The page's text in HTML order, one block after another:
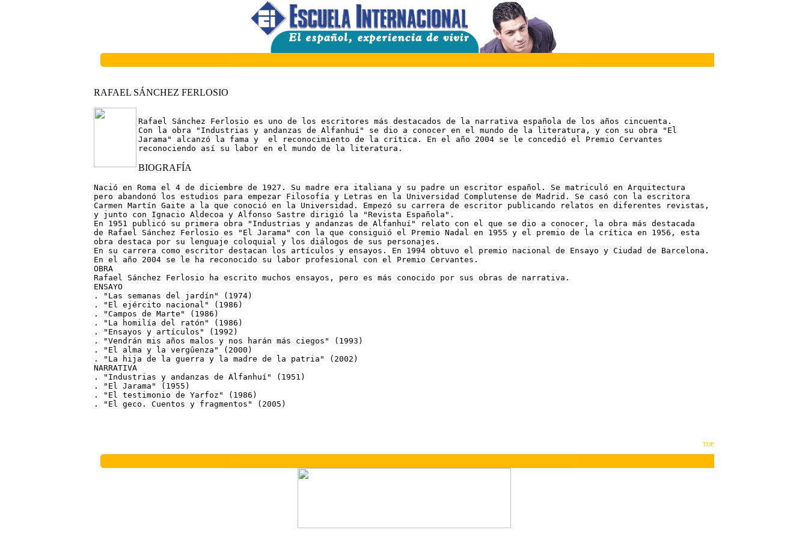
RAFAEL SÁNCHEZ FERLOSIO
Rafael Sánchez Ferlosio es uno de los escritores más destacados de la narrativa española de los años cincuenta.
Con la obra "Industrias y andanzas de Alfanhuí" se dio a conocer en el mundo de la literatura, y con su obra "El
Jarama" alcanzó la fama y  el reconocimiento de la crítica. En el año 2004 se le concedió el Premio Cervantes
reconociendo así su labor en el mundo de la literatura.
BIOGRAFÍA
Nació en Roma el 4 de diciembre de 1927. Su madre era italiana y su padre un escritor español. Se matriculó en Arquitectura
pero abandonó los estudios para empezar Filosofía y Letras en la Universidad Complutense de Madrid. Se casó con la escritora
Carmen Martín Gaite a la que conoció en la Universidad. Empezó su carrera de escritor publicando relatos en diferentes revistas,
y junto con Ignacio Aldecoa y Alfonso Sastre dirigió la "Revista Española".
En 1951 publicó su primera obra "Industrias y andanzas de Alfanhuí" relato con el que se dio a conocer, la obra más destacada
de Rafael Sánchez Ferlosio es "El Jarama" con la que consiguió el Premio Nadal en 1955 y el premio de la crítica en 1956, esta
obra destaca por su lenguaje coloquial y los diálogos de sus personajes.
En su carrera como escritor destacan los artículos y ensayos. En 1994 obtuvo el premio nacional de Ensayo y Ciudad de Barcelona.
OBRA
Rafael Sánchez Ferlosio ha escrito muchos ensayos, pero es más conocido por sus obras de narrativa.
ENSAYO
. "Las semanas del jardín" (1974)
. "El ejército nacional" (1986)
. "Campos de Marte" (1986)
. "La homilía del ratón" (1986)
. "Ensayos y artículos" (1992)
. "Vendrán mis años malos y nos harán más ciegos" (1993)
. "El alma y la vergûenza" (2000)
. "La hija de la guerra y la madre de la patria" (2002)
NARRATIVA
. "Industrias y andanzas de Alfanhuí" (1951)
. "El Jarama" (1955)
. "El testimonio de Yarfoz" (1986)
. "El geco. Cuentos y fragmentos" (2005)
TOP